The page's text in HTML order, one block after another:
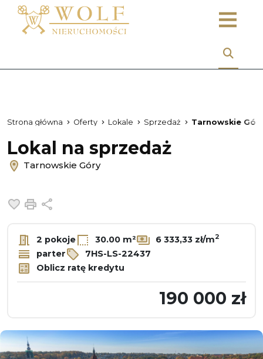
Strona główna Oferty Lokale Sprzedaż Tarnowskie
Lokal na sprzedaż
Tarnowskie Góry
Dodaj do ulubionych
Drukuj
2 pokoje 30.00 m² 6 333,33 zł/m2
parter
7HS-LS-22437
Oblicz ratę kredytu
190 000 zł